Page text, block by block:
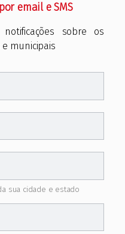
email e SMS
sobre os
municipais
sua cidade e estado